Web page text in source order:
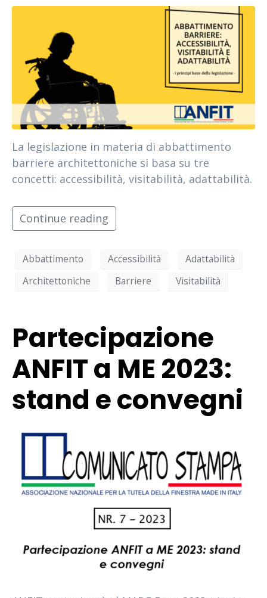
La legislazione in materia di abbattimento
barriere architettoniche si basa su tre
concetti: accessibilità, visitabilità, adattabilità.
Continue reading
Abbattimento Accessibilità
Adattabilità
Architettoniche
Barriere Visitabilità
Partecipazione
ANFIT a ME 2023:
stand e convegni